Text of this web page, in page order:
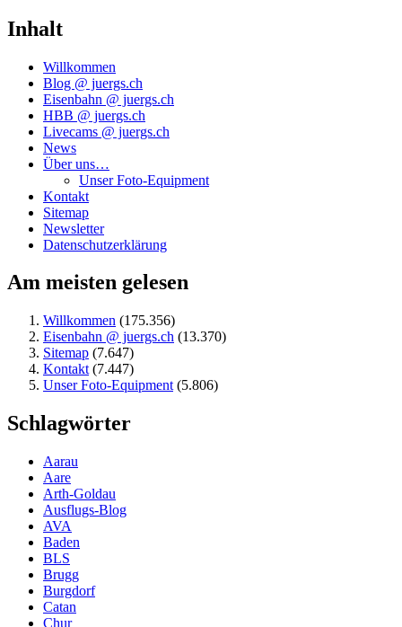
Inhalt
Willkommen
Blog @ juergs.ch
Eisenbahn @ juergs.ch
HBB @ juergs.ch
Livecams @ juergs.ch
News
Über uns…
Unser Foto-Equipment
Kontakt
Sitemap
Newsletter
Datenschutzerklärung
Am meisten gelesen
Willkommen (175.356)
Eisenbahn @ juergs.ch (13.370)
Sitemap (7.647)
Kontakt (7.447)
Unser Foto-Equipment (5.806)
Schlagwörter
Aarau
Aare
Arth-Goldau
Ausflugs-Blog
AVA
Baden
BLS
Brugg
Burgdorf
Catan
Chur